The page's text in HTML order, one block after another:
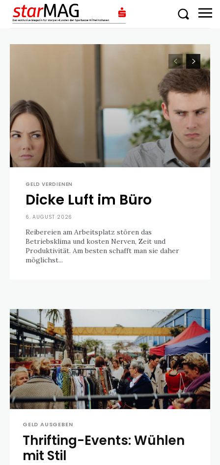
GELD VERDIENEN
Dicke Luft im Büro
6. AUGUST 2026
Reibereien am Arbeitsplatz stören das
Betriebsklima und kosten Nerven, Zeit und
Produktivität. Am besten schafft man sie daher
möglichst...
GELD AUSGEBEN
Thrifting-Events: Wühlen
mit Stil